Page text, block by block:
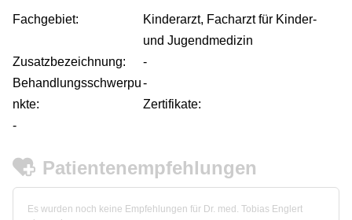
Fachgebiet:
Kinderarzt, Facharzt für Kinder-
und Jugendmedizin
Zusatzbezeichnung:
-
Behandlungsschwerpu
nkte:
-
Zertifikate:
-
Patientenempfehlungen
Es wurden noch keine Empfehlungen für Dr. med. Tobias Englert